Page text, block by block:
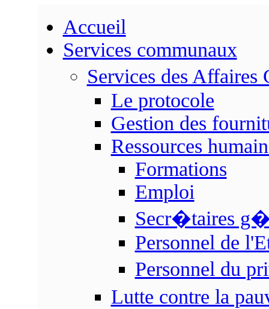
Accueil
Services communaux
Services des
Le protocole
Gestion des
Ressources
Formations
Emploi
Secr�taires
Personnel de
Personnel du
Lutte contre la